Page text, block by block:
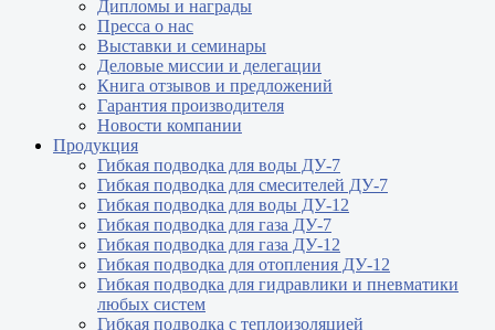
Дипломы и награды
Пресса о нас
Выставки и семинары
Деловые миссии и делегации
Книга отзывов и предложений
Гарантия производителя
Новости компании
Продукция
Гибкая подводка для воды ДУ-7
Гибкая подводка для смесителей ДУ-7
Гибкая подводка для воды ДУ-12
Гибкая подводка для газа ДУ-7
Гибкая подводка для газа ДУ-12
Гибкая подводка для отопления ДУ-12
Гибкая подводка для гидравлики и пневматики
любых систем
Гибкая подводка с теплоизоляцией